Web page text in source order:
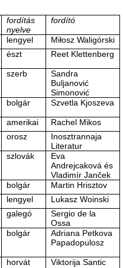
fordítás
nyelve
fordító
lengyel
Miłosz Waligórski
észt Reet Klettenberg
szerb
Sandra
Buljanović
Simonović
bolgár Szvetla Kjoszeva
amerikai
Rachel Mikos
orosz
Inosztrannaja
Literatur
szlovák
Eva
Andrejcaková és
Vladimír Janček
bolgár
Martin Hrisztov
lengyel
Lukasz Woinski
galegó
Sergio de la
Ossa
bolgár
Adriana Petkova
Papadopulosz
horvát Viktorija Santic